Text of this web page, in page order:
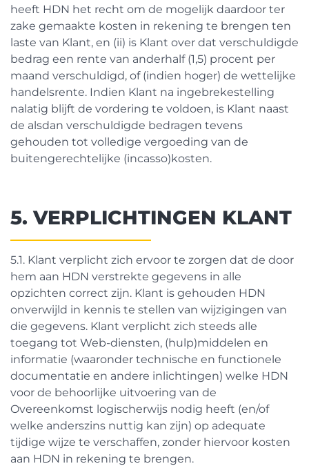
heeft HDN het recht om de mogelijk daardoor ter
zake gemaakte kosten in rekening te brengen ten
laste van Klant, en (ii) is Klant over dat verschuldigde
bedrag een rente van anderhalf (1,5) procent per
maand verschuldigd, of (indien hoger) de wettelijke
handelsrente. Indien Klant na ingebrekestelling
nalatig blijft de vordering te voldoen, is Klant naast
de alsdan verschuldigde bedragen tevens
gehouden tot volledige vergoeding van de
buitengerechtelijke (incasso)kosten.
5. VERPLICHTINGEN KLANT
5.1. Klant verplicht zich ervoor te zorgen dat de door
hem aan HDN verstrekte gegevens in alle
opzichten correct zijn. Klant is gehouden HDN
onverwijld in kennis te stellen van wijzigingen van
die gegevens. Klant verplicht zich steeds alle
toegang tot Web-diensten, (hulp)middelen en
informatie (waaronder technische en functionele
documentatie en andere inlichtingen) welke HDN
voor de behoorlijke uitvoering van de
Overeenkomst logischerwijs nodig heeft (en/of
welke anderszins nuttig kan zijn) op adequate
tijdige wijze te verschaffen, zonder hiervoor kosten
aan HDN in rekening te brengen.